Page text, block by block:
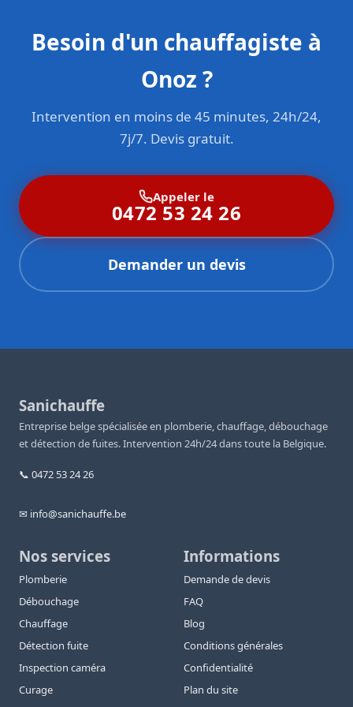
Besoin d'un chauffagiste à
Onoz ?
Intervention en moins de 45 minutes, 24h/24,
7j/7. Devis gratuit.
Appeler le
0472 53 24 26
Demander un devis
Sanichauffe
Entreprise belge spécialisée en plomberie, chauffage, débouchage
et détection de fuites. Intervention 24h/24 dans toute la Belgique.
📞 0472 53 24 26
✉ info@sanichauffe.be
Nos services
Plomberie
Débouchage
Chauffage
Détection fuite
Inspection caméra
Curage
Informations
Demande de devis
FAQ
Blog
Conditions générales
Confidentialité
Plan du site